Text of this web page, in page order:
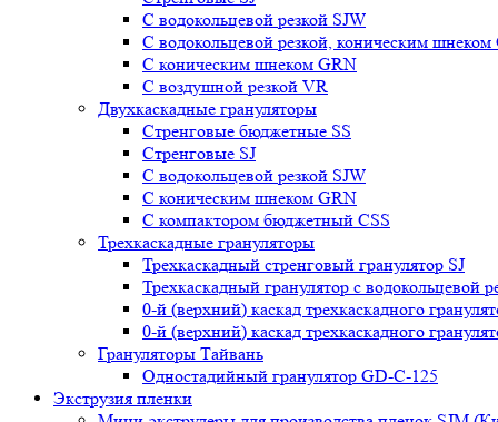
С водокольцевой резкой SJW
С водокольцевой резкой, коническим
С коническим шнеком GRN
С воздушной резкой VR
Двухкаскадные грануляторы
Стренговые бюджетные SS
Стренговые SJ
С водокольцевой резкой SJW
С коническим шнеком GRN
С компактором бюджетный CSS
Трехкаскадные грануляторы
Трехкаскадный стренговый гранулятор SJ
Трехкаскадный гранулятор с водокольцевой
0-й (верхний) каскад трехкаскадного
0-й (верхний) каскад трехкаскадного
Грануляторы Тайвань
Одностадийный гранулятор GD-C-125
Экструзия пленки